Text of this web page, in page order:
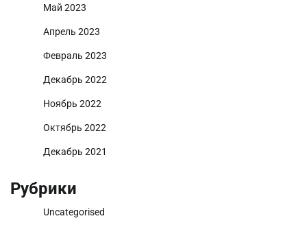
Май 2023
Апрель 2023
Февраль 2023
Декабрь 2022
Ноябрь 2022
Октябрь 2022
Декабрь 2021
Рубрики
Uncategorised